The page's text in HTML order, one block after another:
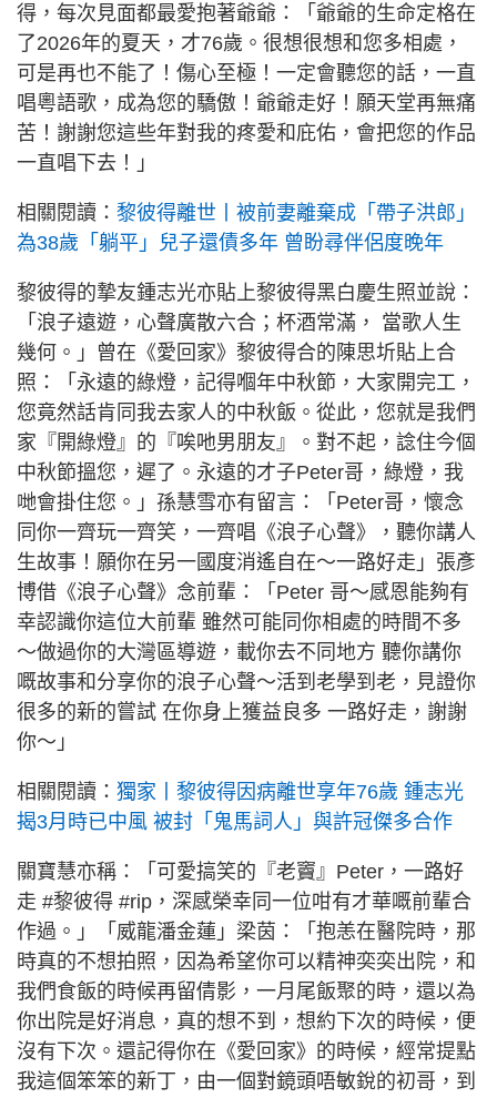
得，每次見面都最愛抱著爺爺：「爺爺的生命定格在
了2026年的夏天，才76歲。很想很想和您多相處，
可是再也不能了！傷心至極！一定會聽您的話，一直
唱粵語歌，成為您的驕傲！爺爺走好！願天堂再無痛
苦！謝謝您這些年對我的疼愛和庇佑，會把您的作品
一直唱下去！」
相關閱讀： 黎彼得離世丨被前妻離棄成「帶子洪郎」
為38歲「躺平」兒子還債多年 曾盼尋伴侶度晚年
黎彼得的摯友鍾志光亦貼上黎彼得黑白慶生照並說：
「浪子遠遊，心聲廣散六合；杯酒常滿， 當歌人生
幾何。」曾在《愛回家》黎彼得合的陳思圻貼上合
照：「永遠的綠燈，記得嗰年中秋節，大家開完工，
您竟然話肯同我去家人的中秋飯。從此，您就是我們
家『開綠燈』的『唉吔男朋友』。對不起，諗住今個
中秋節搵您，遲了。永遠的才子Peter哥，綠燈，我
哋會掛住您。」孫慧雪亦有留言：「Peter哥，懷念
同你一齊玩一齊笑，一齊唱《浪子心聲》，聽你講人
生故事！願你在另一國度消遙自在～一路好走」張彥
博借《浪子心聲》念前輩：「Peter 哥～感恩能夠有
幸認識你這位大前輩 雖然可能同你相處的時間不多
～做過你的大灣區導遊，載你去不同地方 聽你講你
嘅故事和分享你的浪子心聲～活到老學到老，見證你
很多的新的嘗試 在你身上獲益良多 一路好走，謝謝
你～」
相關閱讀： 獨家丨黎彼得因病離世享年76歲 鍾志光
揭3月時已中風 被封「鬼馬詞人」與許冠傑多合作
關寶慧亦稱：「可愛搞笑的『老竇』Peter，一路好
走 #黎彼得 #rip，深感榮幸同一位咁有才華嘅前輩合
作過。」「威龍潘金蓮」梁茵：「抱恙在醫院時，那
時真的不想拍照，因為希望你可以精神奕奕出院，和
我們食飯的時候再留倩影，一月尾飯聚的時，還以為
你出院是好消息，真的想不到，想約下次的時候，便
沒有下次。還記得你在《愛回家》的時候，經常提點
我這個笨笨的新丁，由一個對鏡頭唔敏銳的初哥，到